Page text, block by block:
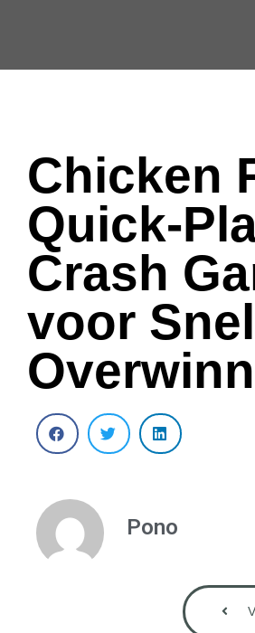
Chicken
Crash
voor
Pono